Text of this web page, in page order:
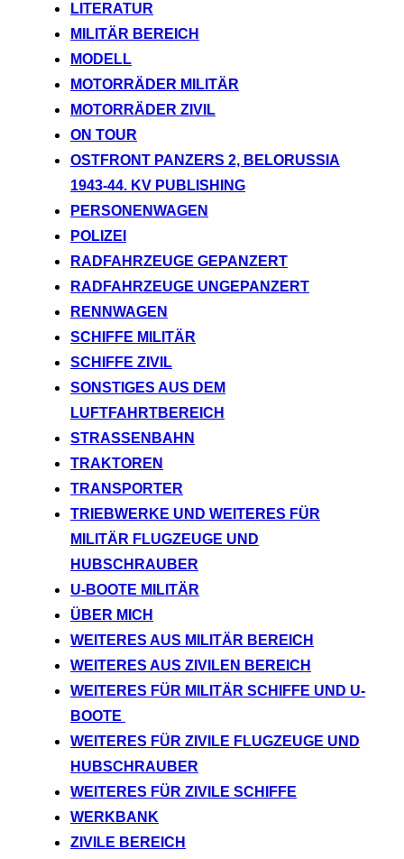
LITERATUR
MILITÄR BEREICH
MODELL
MOTORRÄDER MILITÄR
MOTORRÄDER ZIVIL
ON TOUR
OSTFRONT PANZERS 2, BELORUSSIA
1943-44. KV PUBLISHING
PERSONENWAGEN
POLIZEI
RADFAHRZEUGE GEPANZERT
RADFAHRZEUGE UNGEPANZERT
RENNWAGEN
SCHIFFE MILITÄR
SCHIFFE ZIVIL
SONSTIGES AUS DEM
LUFTFAHRTBEREICH
STRASSENBAHN
TRAKTOREN
TRANSPORTER
TRIEBWERKE UND WEITERES FÜR
MILITÄR FLUGZEUGE UND
HUBSCHRAUBER
U-BOOTE MILITÄR
ÜBER MICH
WEITERES AUS MILITÄR BEREICH
WEITERES AUS ZIVILEN BEREICH
WEITERES FÜR MILITÄR SCHIFFE UND U-
BOOTE
WEITERES FÜR ZIVILE FLUGZEUGE UND
HUBSCHRAUBER
WEITERES FÜR ZIVILE SCHIFFE
WERKBANK
ZIVILE BEREICH